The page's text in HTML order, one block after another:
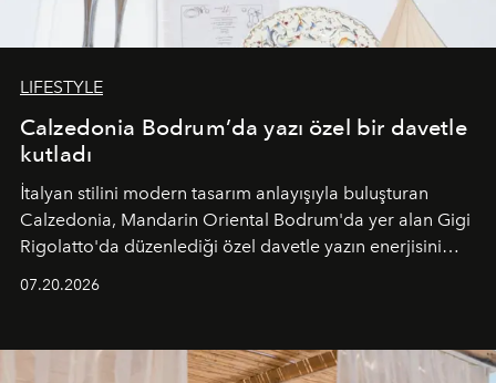
LIFESTYLE
Calzedonia Bodrum’da yazı özel bir davetle
kutladı
İtalyan stilini modern tasarım anlayışıyla buluşturan
Calzedonia, Mandarin Oriental Bodrum'da yer alan Gigi
Rigolatto'da düzenlediği özel davetle yazın enerjisini
07.20.2026